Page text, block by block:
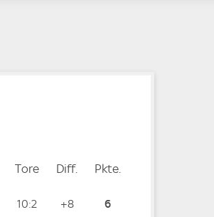
Niederlagen
Tore ToreDiff. Differenz
Pkte.
10:2 +8 6